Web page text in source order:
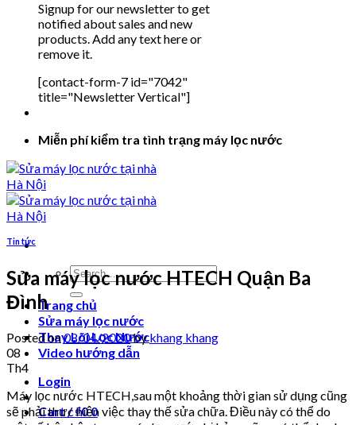
Signup for our newsletter to get
notified about sales and new
products. Add any text here or
remove it.
[contact-form-7 id="7042"
title="Newsletter Vertical"]
Miễn phí kiểm tra tình trạng máy lọc nước
Search
for:
Trang chủ
Sửa máy lọc nước
Thay Lõi Lọc Nước
Video hướng dẫn
Login
Cart /₫00
Tin tức
Sửa máy lọc nước HTECH Quận Ba
Đình
Posted on08/04/2020bykhang khang
08
Th4
Máy lọc nước HTECH,sau một khoảng thời gian sử dụng cũng
sẽ phải thực hiện việc thay thế sửa chữa. Điều này có thể do